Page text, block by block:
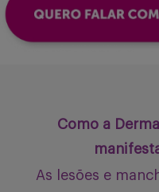
Como a
As lesões e